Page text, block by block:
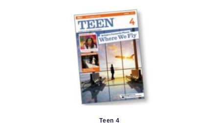
Teen 4